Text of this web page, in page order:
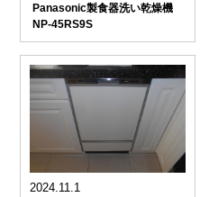
Panasonic製食器洗い乾燥機
NP-45RS9S
2024.11.1